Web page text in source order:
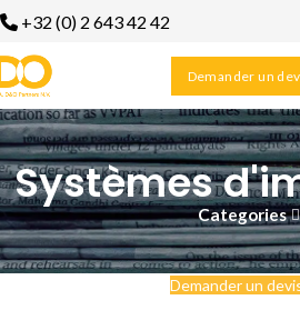
+32 (0) 2 643 42 42
Demander un
Systèmes
Categories
Demander un